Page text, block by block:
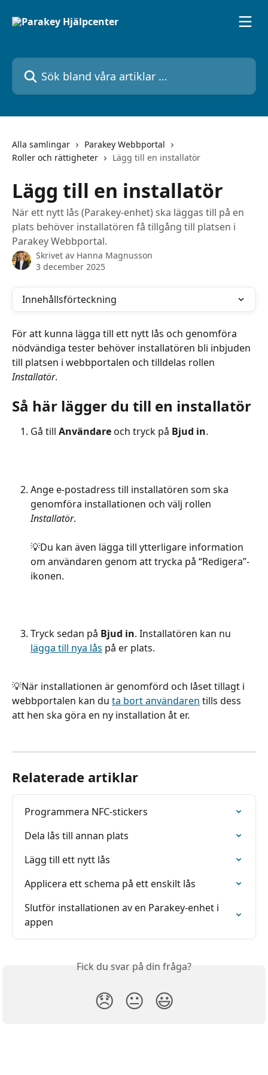
Sök bland våra artiklar …
Alla samlingar
Parakey Webbportal
Roller och rättigheter
Lägg till en installatör
Lägg till en installatör
När ett nytt lås (Parakey-enhet) ska läggas till på en
plats behöver installatören få tillgång till platsen i
Parakey Webbportal.
Skrivet av Hanna Magnusson
3 december 2025
Innehållsförteckning
För att kunna lägga till ett nytt lås och genomföra
nödvändiga tester behöver installatören bli inbjuden
till platsen i webbportalen och tilldelas rollen
Installatör.
Så här lägger du till en installatör
Gå till Användare och tryck på Bjud in.
Ange e-postadress till installatören som ska
genomföra installationen och välj rollen
Installatör.
💡Du kan även lägga till ytterligare information
om användaren genom att trycka på “Redigera”-
ikonen.
Tryck sedan på Bjud in. Installatören kan nu
lägga till nya lås på er plats.
💡När installationen är genomförd och låset tillagt i
webbportalen kan du ta bort användaren tills dess
att hen ska göra en ny installation åt er.
Relaterade artiklar
Programmera NFC-stickers
Dela lås till annan plats
Lägg till ett nytt lås
Applicera ett schema på ett enskilt lås
Slutför installationen av en Parakey-enhet i
appen
Fick du svar på din fråga?
😞 😐 😃